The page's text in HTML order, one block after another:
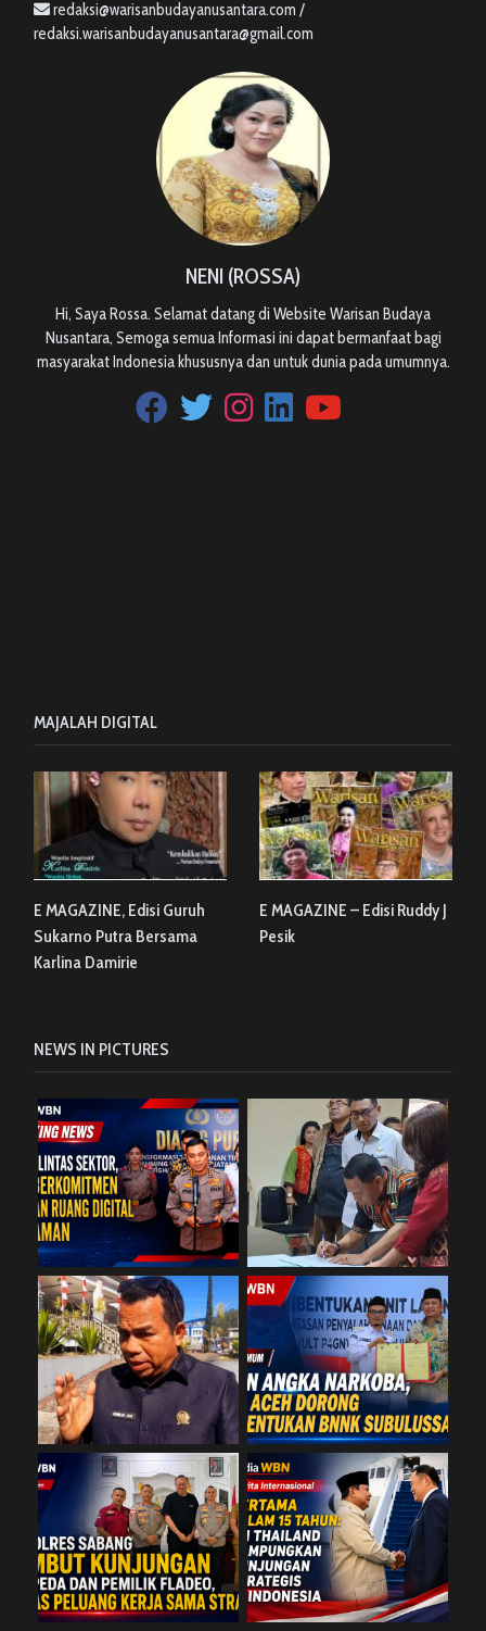
redaksi@warisanbudayanusantara.com /
redaksi.warisanbudayanusantara@gmail.com
NENI (ROSSA)
Hi, Saya Rossa. Selamat datang di Website Warisan Budaya
Nusantara, Semoga semua Informasi ini dapat bermanfaat bagi
masyarakat Indonesia khususnya dan untuk dunia pada umumnya.
MAJALAH DIGITAL
E MAGAZINE, Edisi Guruh
Sukarno Putra Bersama
Karlina Damirie
E MAGAZINE – Edisi Ruddy J
Pesik
NEWS IN PICTURES